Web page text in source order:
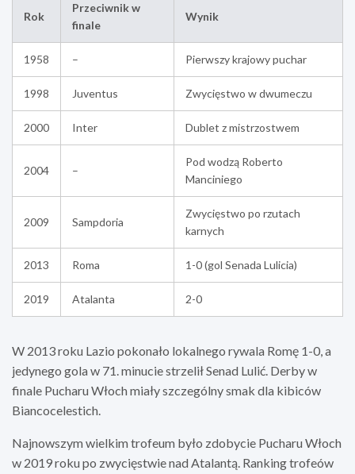
Rok
Przeciwnik w
finale
Wynik
1958 – Pierwszy krajowy puchar
1998 Juventus Zwycięstwo w dwumeczu
2000 Inter Dublet z mistrzostwem
2004 –
Pod wodzą Roberto
Manciniego
2009 Sampdoria
Zwycięstwo po rzutach
karnych
2013 Roma 1-0 (gol Senada Lulicia)
2019 Atalanta 2-0
W 2013 roku Lazio pokonało lokalnego rywala Romę 1-0, a
jedynego gola w 71. minucie strzelił Senad Lulić. Derby w
finale Pucharu Włoch miały szczególny smak dla kibiców
Biancocelestich.
Najnowszym wielkim trofeum było zdobycie Pucharu Włoch
w 2019 roku po zwycięstwie nad Atalantą. Ranking trofeów